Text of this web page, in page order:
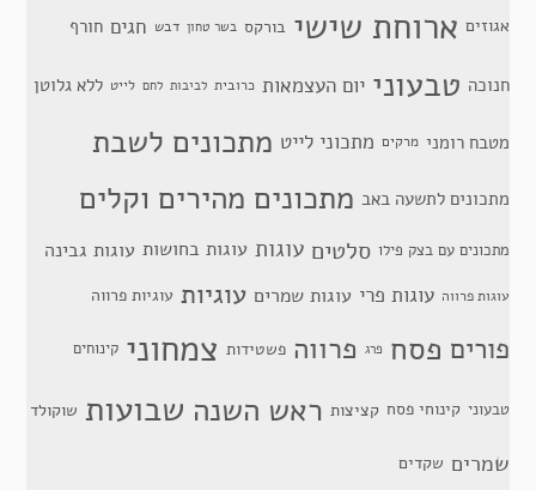
אגוזים ארוחת שישי בורקס בשר טחון דבש חגים חורף
חנוכה טבעוני יום העצמאות כרובית לביבות לחם לייט ללא גלוטן
מטבח רומני מרקים מתכוני לייט מתכונים לשבת
מתכונים לתשעה באב מתכונים מהירים וקלים
מתכונים עם בצק פילו סלטים עוגות עוגות בחושות עוגות גבינה
עוגות פרווה עוגות פרי עוגות שמרים עוגיות עוגיות פרווה
פורים פסח פרג פרווה פשטידות צמחוני קינוחים
טבעוני קינוחי פסח קציצות ראש השנה שבועות שוקולד
שמרים שקדים